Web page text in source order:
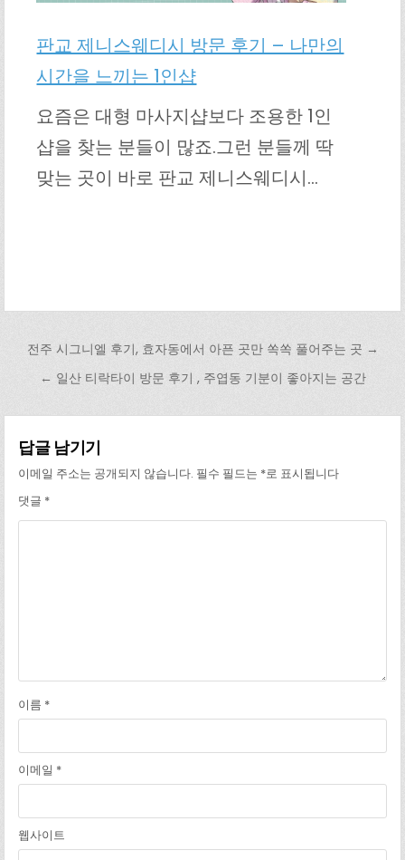
판교 제니스웨디시 방문 후기 – 나만의
시간을 느끼는 1인샵
요즘은 대형 마사지샵보다 조용한 1인
샵을 찾는 분들이 많죠.그런 분들께 딱
맞는 곳이 바로 판교 제니스웨디시…
글 탐색
전주 시그니엘 후기, 효자동에서 아픈 곳만 쏙쏙 풀어주는 곳 →
← 일산 티락타이 방문 후기 , 주엽동 기분이 좋아지는 공간
답글 남기기
이메일 주소는 공개되지 않습니다. 필수 필드는 *로 표시됩니다
댓글 *
이름 *
이메일 *
웹사이트